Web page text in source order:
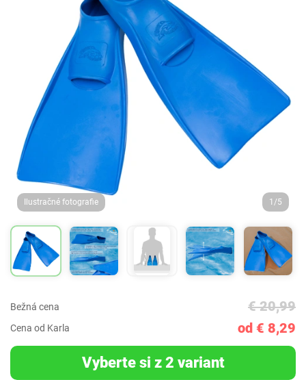
Ilustračné fotografie 1/5
Bežná cena € 20,99
Cena od Karla od € 8,29
Vyberte si z 2 variant